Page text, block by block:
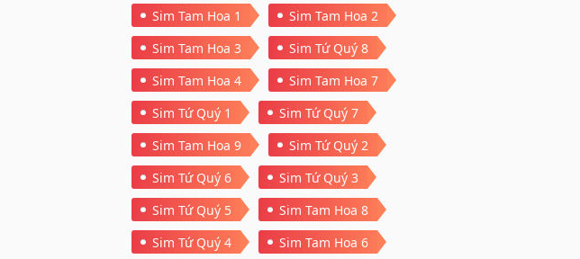
Sim Tam Hoa 1
Sim Tam Hoa 2
Sim Tam Hoa 3
Sim Tứ Quý 8
Sim Tam Hoa 4
Sim Tam Hoa 7
Sim Tứ Quý 1
Sim Tứ Quý 7
Sim Tam Hoa 9
Sim Tứ Quý 2
Sim Tứ Quý 6
Sim Tứ Quý 3
Sim Tứ Quý 5
Sim Tam Hoa 8
Sim Tứ Quý 4
Sim Tam Hoa 6